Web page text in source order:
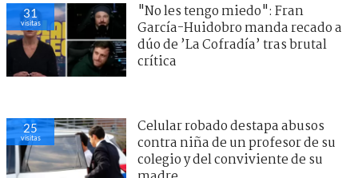
31
visitas
"No les tengo miedo": Fran
García-Huidobro manda recado a
dúo de ’La Cofradía’ tras brutal
crítica
25
visitas
Celular robado destapa abusos
contra niña de un profesor de su
colegio y del conviviente de su